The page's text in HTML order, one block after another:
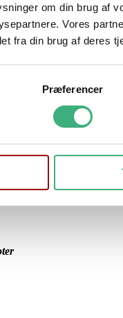
om din brug af
Vores
fra din brug af deres
Præferencer